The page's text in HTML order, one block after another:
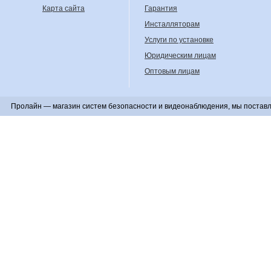
Карта сайта
Гарантия
Инсталляторам
Услуги по установке
Юридическим лицам
Оптовым лицам
Пролайн — магазин систем безопасности и видеонаблюдения, мы